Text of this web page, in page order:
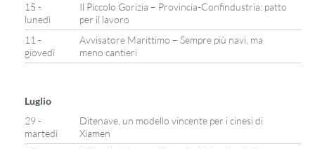
15 -
lunedì
Il Piccolo Gorizia – Provincia-Confindustria: patto
per il lavoro
11 -
giovedì
Avvisatore Marittimo – Sempre più navi, ma
meno cantieri
Luglio
29 -
martedì
Ditenave, un modello vincente per i cinesi di
Xiamen